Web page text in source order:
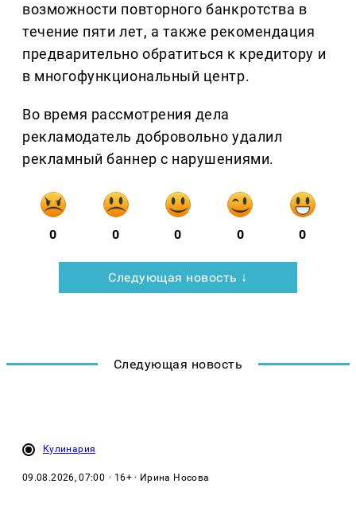
возможности повторного банкротства в
течение пяти лет, а также рекомендация
предварительно обратиться к кредитору и
в многофункциональный центр.
Во время рассмотрения дела
рекламодатель добровольно удалил
рекламный баннер с нарушениями.
0 0 0 0 0
Следующая новость ↓
Следующая новость
Кулинария
09.08.2026, 07:00 · 16+ · Ирина Носова